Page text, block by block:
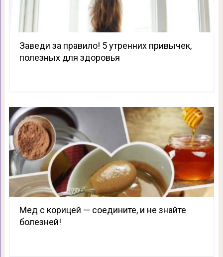
Заведи за правило! 5 утренних привычек,
полезных для здоровья
Мед с корицей — соедините, и не знайте
болезней!